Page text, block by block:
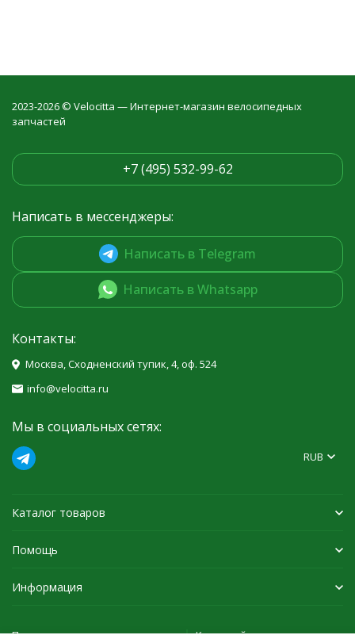
2023-2026 © Velocitta — Интернет-магазин велосипедных
запчастей
+7 (495) 532-99-62
Написать в мессенджеры:
Написать в Telegram
Написать в Whatsapp
Контакты:
Москва, Сходненский тупик, 4, оф. 524
info@velocitta.ru
Мы в социальных сетях:
RUB
Каталог товаров
Помощь
Информация